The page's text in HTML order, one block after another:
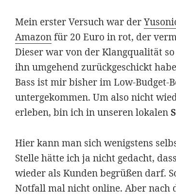
Mein erster Versuch war der
Amazonfür 20 Euro in rot, der
Dieser war von der Klangqualität
ihn umgehend zurückgeschickt
Bass ist mir bisher im Low-Budget-
untergekommen. Um also nicht
erleben, bin ich in unseren lokalen
Hier kann man sich wenigstens
Stelle hätte ich ja nicht gedacht,
wieder als Kunden begrüßen darf.
Notfall mal nicht online. Aber nach